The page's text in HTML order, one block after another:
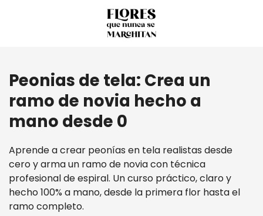
Peonias de tela: Crea un
ramo de novia hecho a
mano desde 0
Aprende a crear peonías en tela realistas desde
cero y arma un ramo de novia con técnica
profesional de espiral. Un curso práctico, claro y
hecho 100% a mano, desde la primera flor hasta el
ramo completo.